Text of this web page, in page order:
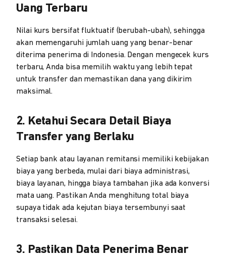
Uang Terbaru
Nilai kurs bersifat fluktuatif (berubah-ubah), sehingga
akan memengaruhi jumlah uang yang benar-benar
diterima penerima di Indonesia. Dengan mengecek kurs
terbaru, Anda bisa memilih waktu yang lebih tepat
untuk transfer dan memastikan dana yang dikirim
maksimal.
2. Ketahui Secara Detail Biaya
Transfer yang Berlaku
Setiap bank atau layanan remitansi memiliki kebijakan
biaya yang berbeda, mulai dari biaya administrasi,
biaya layanan, hingga biaya tambahan jika ada konversi
mata uang. Pastikan Anda menghitung total biaya
supaya tidak ada kejutan biaya tersembunyi saat
transaksi selesai.
3. Pastikan Data Penerima Benar